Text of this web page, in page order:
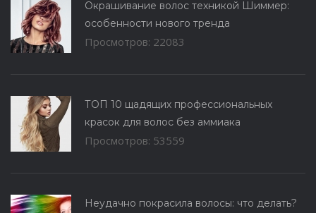
Окрашивание волос техникой Шиммер:
особенности нового тренда
Просмотров: 22083
ТОП 10 щадящих профессиональных
красок для волос без аммиака
Просмотров: 53559
Неудачно покрасила волосы: что делать?